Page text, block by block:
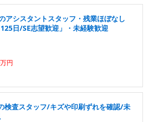
アシスタントスタッフ・残業ほぼなし
日/SE志望歓迎」・未経験歓迎
円
検査スタッフ/キズや印刷ずれを確認/未